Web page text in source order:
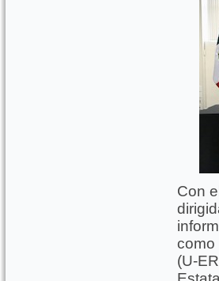
Con
(U-